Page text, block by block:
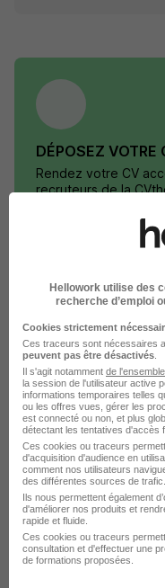
DÉPOSEZ VOTRE
Rendez votre CV
recruteurs de la
Postuler chez
Technicien électricien
Conducteur Circet
Chef d'équipe BTP
Technicien fibre
Adjoint au
Assistant de
Hellowork utilise des
recherche d’emploi
Cookies strictement
Ces traceurs sont nécessaires
peuvent pas être désactivés
Il s'agit notamment de
la session de l'utilisateur active
informations temporaires telles
ou les offres vues, gérer les
est connecté ou non, et plus
détectant les tentatives d'accès
Ces cookies ou traceurs
d'acquisition d'audience en
comment nos utilisateurs
des différentes sources de trafic.
Ils nous permettent également
d'améliorer nos produits et
rapide et fluide.
Ces cookies ou traceurs
consultation et d'effectuer une
de formations proposées.